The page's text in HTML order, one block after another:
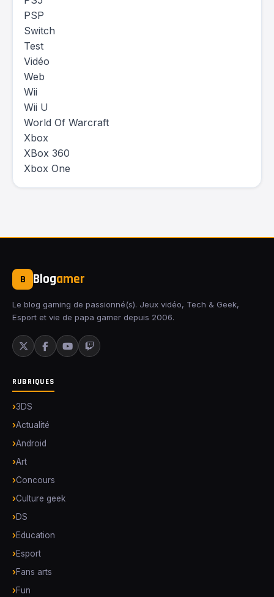
PSP
Switch
Test
Vidéo
Web
Wii
Wii U
World Of Warcraft
Xbox
XBox 360
Xbox One
B Blogamer
Le blog gaming de passionné(s). Jeux vidéo, Tech & Geek,
Esport et vie de papa gamer depuis 2006.
RUBRIQUES
3DS
Actualité
Android
Art
Concours
Culture geek
DS
Education
Esport
Fans arts
Fun